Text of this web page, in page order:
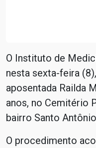
O Instituto de
nesta sexta-feira
aposentada Railda
anos, no Cemitério
bairro Santo
O procedimento